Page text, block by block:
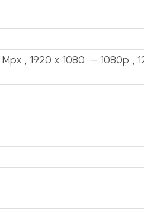
, 1920 x 1080 – 1080p ,